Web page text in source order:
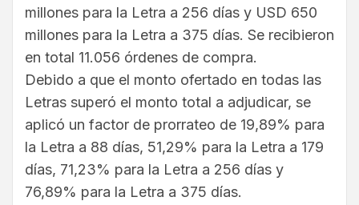
millones para la Letra a 256 días y USD 650
millones para la Letra a 375 días. Se recibieron
en total 11.056 órdenes de compra.
Debido a que el monto ofertado en todas las
Letras superó el monto total a adjudicar, se
aplicó un factor de prorrateo de 19,89% para
la Letra a 88 días, 51,29% para la Letra a 179
días, 71,23% para la Letra a 256 días y
76,89% para la Letra a 375 días.